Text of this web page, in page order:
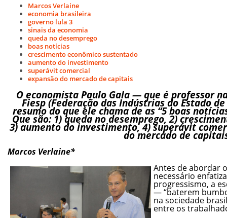
Marcos Verlaine
economia brasileira
governo lula 3
sinais da economia
queda no desemprego
boas notícias
crescimento econômico sustentado
aumento do investimento
superávit comercial
expansão do mercado de capitais
O economista Paulo Gala — que é professor
Fiesp (Federação das Indústrias do Estado
resumo do que ele chama de as “5 boas
Que são: 1) queda no desemprego, 2)
3) aumento do investimento, 4) superávit
do mercado de
Marcos Verlaine*
Antes de abordar
necessário
progressismo, a
— “baterem
na sociedade
entre os